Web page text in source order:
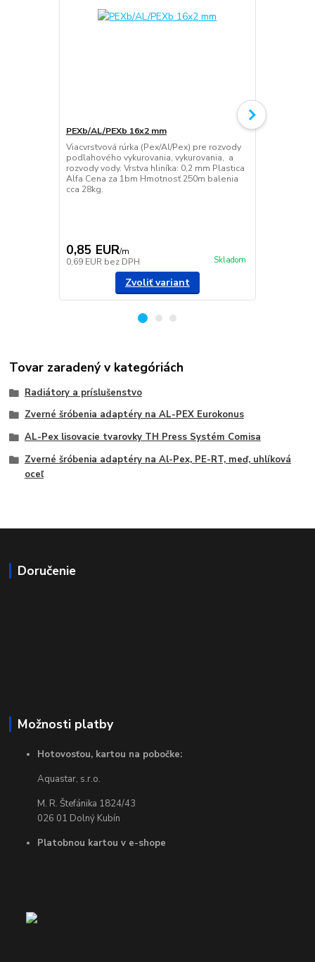
PEXb/AL/PEXb 16x2 mm
Viacvrstvová rúrka (Pex/Al/Pex) pre rozvody
podlahového vykurovania, vykurovania, a
rozvody vody. Vrstva hliníka: 0,2 mm Plastica
Alfa Cena za 1bm Hmotnosť 250m balenia
cca 28kg.
0,85 EUR/m
0,69 EUR bez DPH Skladom
Zvoliť variant
Tovar zaradený v kategóriách
Radiátory a príslušenstvo
Zverné šróbenia adaptéry na AL-PEX Eurokonus
AL-Pex lisovacie tvarovky TH Press Systém Comisa
Zverné šróbenia adaptéry na Al-Pex, PE-RT, meď, uhlíková
oceľ
Doručenie
Možnosti platby
Hotovosťou, kartou na pobočke:
Aquastar, s.r.o.
M. R. Štefánika 1824/43
026 01 Dolný Kubín
Platobnou kartou v e-shope